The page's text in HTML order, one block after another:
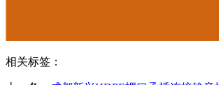
相关标签：